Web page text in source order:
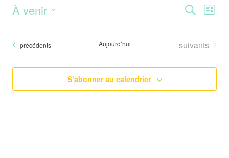
Recherche
de
Liste
À venir
date.
Évènements
précédents Aujourd’hui Évènements
suivants
S’abonner au calendrier